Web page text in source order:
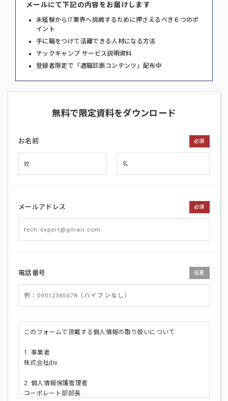
メールにて下記の内容をお届けします
未経験からIT業界へ挑戦するために押さえるべき６つのポ
イント
手に職をつけて活躍できる人材になる方法
テックキャンプ サービス説明資料
登録者限定で「適職診断コンテンツ」配布中
無料で限定資料をダウンロード
お名前 必須
メールアドレス 必須
電話番号 任意
このフォームで頂戴する個人情報の取り扱いについて
1. 事業者
株式会社div
2. 個人情報保護管理者
コーポレート部部長